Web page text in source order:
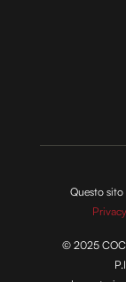
Questo
© 2025